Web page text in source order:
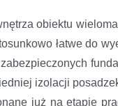
obiektu
łatwe do
izolacji
już na etapie